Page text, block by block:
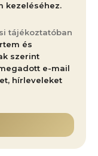
kezeléséhez.
tájékoztatóban
és
szerint
e-mail
hírleveleket